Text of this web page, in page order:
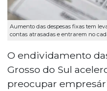
Aumento das despesas fixas tem
contas atrasadas e entrarem no
O endividamento
Grosso do Sul
preocupar